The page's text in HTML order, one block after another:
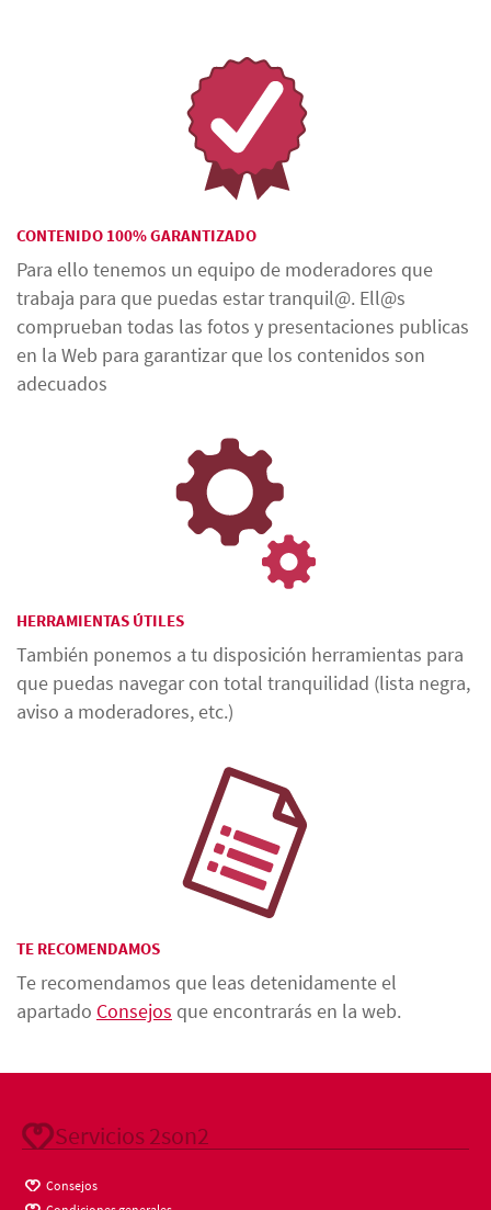
CONTENIDO 100% GARANTIZADO
Para ello tenemos un equipo de moderadores que
trabaja para que puedas estar tranquil@. Ell@s
comprueban todas las fotos y presentaciones publicas
en la Web para garantizar que los contenidos son
adecuados
HERRAMIENTAS ÚTILES
También ponemos a tu disposición herramientas para
que puedas navegar con total tranquilidad (lista negra,
aviso a moderadores, etc.)
TE RECOMENDAMOS
Te recomendamos que leas detenidamente el
apartado Consejos que encontrarás en la web.
Servicios 2son2
Consejos